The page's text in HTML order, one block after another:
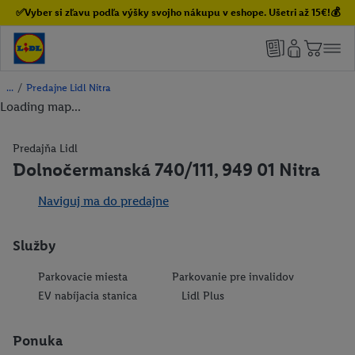
✅Vyber si zľavu podľa výšky svojho nákupu v eshope. Ušetri až 15€!💰
/ Predajne Lidl Nitra
Loading map...
Predajňa Lidl
Dolnočermanská 740/111, 949 01 Nitra
Naviguj ma do predajne
Služby
Parkovacie miesta
Parkovanie pre invalidov
EV nabíjacia stanica
Lidl Plus
Ponuka